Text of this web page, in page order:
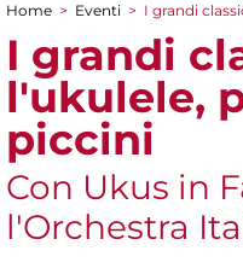
Tu sei qui
Home > Eventi > I grandi
I grandi
l'ukulele,
piccini
Con Ukus in
l'Orchestra